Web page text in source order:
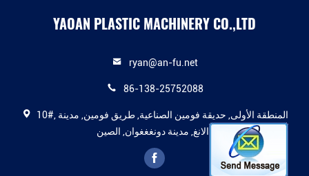
YAOAN PLASTIC MACHINERY CO.,LTD
ryan@an-fu.net
86-138-25752088
10#, المنطقة الأولى, حديقة فومين الصناعية, طريق فومين, مدينة
دالانغ, مدينة دونغغغوان, الصين